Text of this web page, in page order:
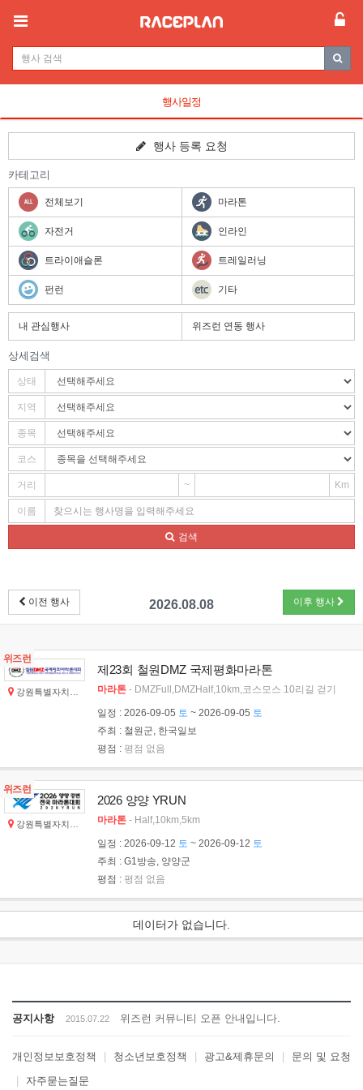
행사일정
행사 등록 요청
카테고리
전체보기 마라톤
자전거 인라인
트라이애슬론 트레일러닝
펀런 기타
내 관심행사 위즈런 연동 행사
상세검색
상태
지역
종목
코스
거리 ~ Km
이름
검색
이전 행사 2026.08.08 이후 행사
위즈런
강원특별자치도 철원군
제23회 철원DMZ 국제평화마라톤
마라톤 - DMZFull,DMZHalf,10km,코스모스 10리길 걷기
일정 : 2026-09-05 토 ~ 2026-09-05 토
주최 : 철원군, 한국일보
평점 : 평점 없음
위즈런
강원특별자치도 양양군
2026 양양 YRUN
마라톤 - Half,10km,5km
일정 : 2026-09-12 토 ~ 2026-09-12 토
주최 : G1방송, 양양군
평점 : 평점 없음
데이터가 없습니다.
공지사항 2015.07.22 위즈런 커뮤니티 오픈 안내입니다.
개인정보보호정책 청소년보호정책 광고&제휴문의
문의 및 요청
자주묻는질문